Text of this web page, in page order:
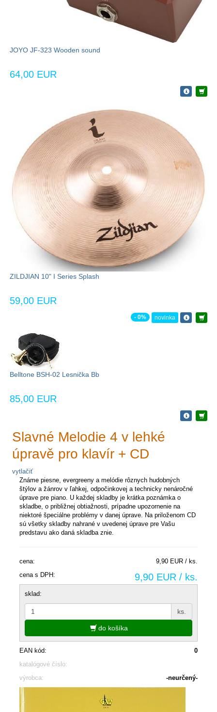
JOYO JF-323 Wooden sound
64,00 EUR
ZILDJIAN 10" I Series Splash
59,00 EUR
- 0% novinka
Belltone BSH-02 Lesnička Bb
85,00 EUR
Slavné Melodie 4 v lehké
úpravě pro klavír + CD
vytlačiť
Známe piesne, evergreeny a melódie rôznych hudobných
štýlov a žánrov v ľahkej, odpočinkovej a technicky nenáročné
úprave pre piano. U každej skladby je krátka poznámka o
skladbe, o približnej obtiažnosti, prípadne upozornenie na
niektoré špeciálne problémy v danej úprave. Na priloženom CD
sú všetky skladby nahrané v uvedenej úprave pre Vašu
predstavu ako daná skladba znie.
cena:
9,90 EUR / ks.
cena s DPH:
9,90 EUR / ks.
sklad:
ks.
do košíka
EAN kód:
0
katalógové číslo:
výrobca:
-neurčený-